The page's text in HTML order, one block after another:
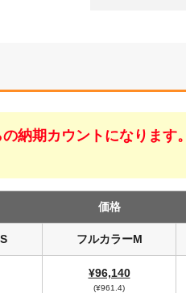
納期カウントになります
価格
フルカラーM
¥96,140
(¥961.4)